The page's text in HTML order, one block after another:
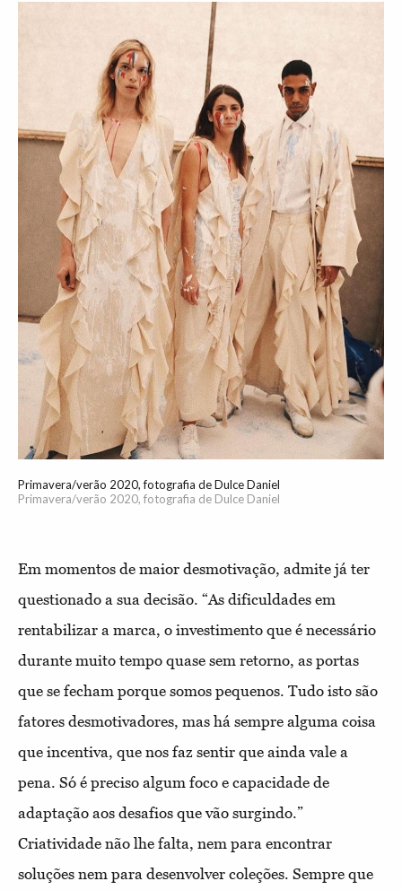
Primavera/verão 2020, fotografia de Dulce Daniel
Primavera/verão 2020, fotografia de Dulce Daniel
Em momentos de maior desmotivação, admite já ter
questionado a sua decisão. “As dificuldades em
rentabilizar a marca, o investimento que é necessário
durante muito tempo quase sem retorno, as portas
que se fecham porque somos pequenos. Tudo isto são
fatores desmotivadores, mas há sempre alguma coisa
que incentiva, que nos faz sentir que ainda vale a
pena. Só é preciso algum foco e capacidade de
adaptação aos desafios que vão surgindo.”
Criatividade não lhe falta, nem para encontrar
soluções nem para desenvolver coleções. Sempre que